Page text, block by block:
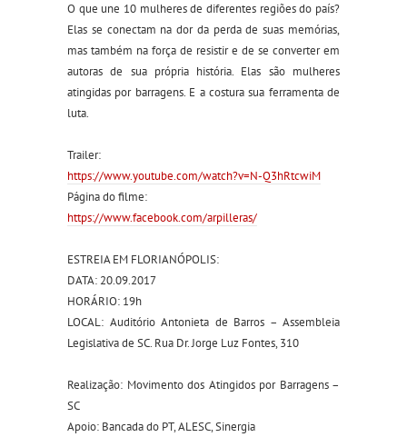
O que une 10 mulheres de diferentes regiões do país?
Elas se conectam na dor da perda de suas memórias,
mas também na força de resistir e de se converter em
autoras de sua própria história. Elas são mulheres
atingidas por barragens. E a costura sua ferramenta de
luta.
Trailer:
https://www.youtube.com/watch?v=N-Q3hRtcwiM
Página do filme:
https://www.facebook.com/arpilleras/
ESTREIA EM FLORIANÓPOLIS:
DATA: 20.09.2017
HORÁRIO: 19h
LOCAL: Auditório Antonieta de Barros – Assembleia
Legislativa de SC. Rua Dr. Jorge Luz Fontes, 310
Realização: Movimento dos Atingidos por Barragens –
SC
Apoio: Bancada do PT, ALESC, Sinergia